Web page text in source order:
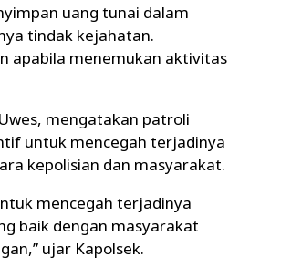
uang tunai dalam
tindak kejahatan.
apabila menemukan aktivitas
mengatakan patroli
untuk mencegah terjadinya
kepolisian dan masyarakat.
mencegah terjadinya
baik dengan masyarakat
ujar Kapolsek.